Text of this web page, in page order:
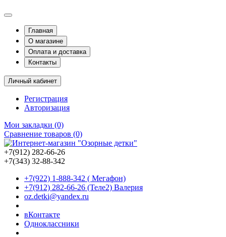
Главная
О магазине
Оплата и доставка
Контакты
Личный кабинет
Регистрация
Авторизация
Мои закладки (0)
Сравнение товаров (0)
+7(912) 282-66-26
+7(343) 32-88-342
+7(922) 1-888-342 ( Мегафон)
+7(912) 282-66-26 (Теле2) Валерия
oz.detki@yandex.ru
вКонтакте
Одноклассники